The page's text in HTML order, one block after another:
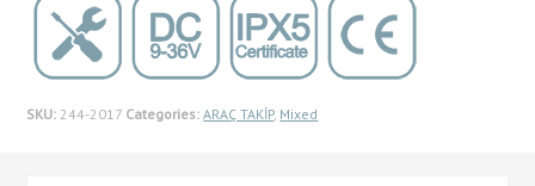
SKU: 244-2017 Categories: ARAÇ TAKİP, Mixed